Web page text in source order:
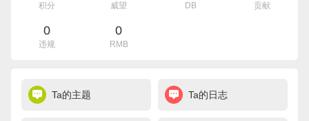
积分 威望 DB 贡献
0
违规
0
RMB
Ta的主题 Ta的日志